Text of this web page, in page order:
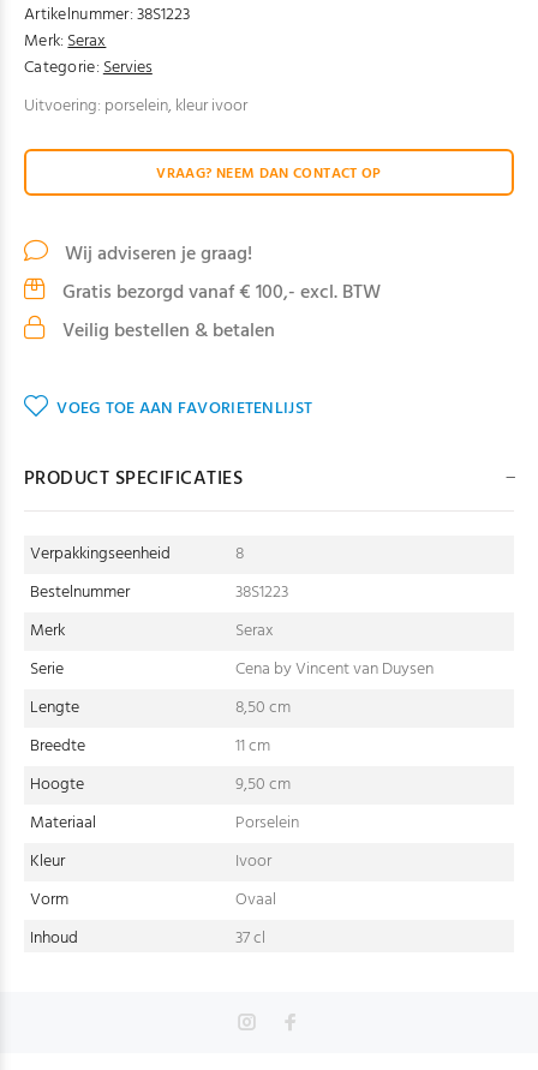
Artikelnummer:38S1223
Merk:Serax
Categorie:Servies
Uitvoering: porselein, kleur ivoor
VRAAG? NEEM DAN CONTACT OP
Wij adviseren je graag!
Gratis bezorgd vanaf € 100,- excl. BTW
Veilig bestellen & betalen
VOEG TOE AAN FAVORIETENLIJST
PRODUCT SPECIFICATIES
Verpakkingseenheid
8
Bestelnummer
38S1223
Merk
Serax
Serie
Cena by Vincent van Duysen
Lengte
8,50 cm
Breedte
11 cm
Hoogte
9,50 cm
Materiaal
Porselein
Kleur
Ivoor
Vorm
Ovaal
Inhoud
37 cl